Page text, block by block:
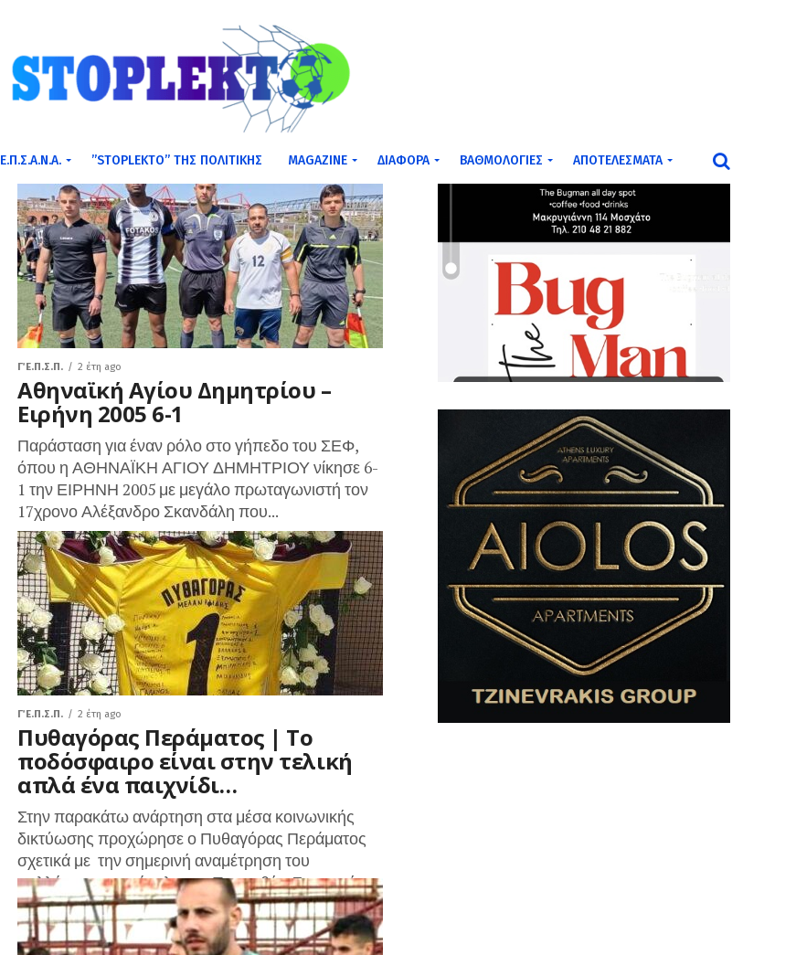
Ε.Π.Σ.Α.Ν.Α. ”STOPLEKTO” ΤΗΣ ΠΟΛΙΤΙΚΗΣ MAGAZINE ΔΙΆΦΟΡΑ ΒΑΘΜΟΛΟΓΊΕΣ ΑΠΟΤΕΛΈΣΜΑΤΑ
Γ΄ Ε.Π.Σ.Π. 2 έτη ago
Αθηναϊκή Αγίου Δημητρίου –
Ειρήνη 2005 6-1
Παράσταση για έναν ρόλο στο γήπεδο του ΣΕΦ,
όπου η ΑΘΗΝΑΪΚΗ ΑΓΙΟΥ ΔΗΜΗΤΡΙΟΥ νίκησε 6-
1 την ΕΙΡΗΝΗ 2005 με μεγάλο πρωταγωνιστή τον
17χρονο Αλέξανδρο Σκανδάλη που...
Γ΄ Ε.Π.Σ.Π. 2 έτη ago
Πυθαγόρας Περάματος | Το
ποδόσφαιρο είναι στην τελική
απλά ένα παιχνίδι…
Στην παρακάτω ανάρτηση στα μέσα κοινωνικής
δικτύωσης προχώρησε ο Πυθαγόρας Περάματος
σχετικά με την σημερινή αναμέτρηση του
συλλόγου με αντίπαλο τον Προμηθέα. Σε μια μέρα
με...